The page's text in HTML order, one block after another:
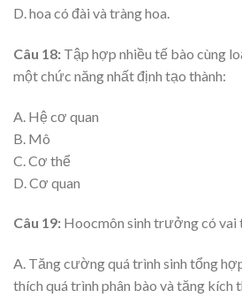
D. hoa có đài và tràng hoa.
Câu 18: Tập hợp nhiều tế bào cùng
một chức năng nhất định tạo thành:
A. Hệ cơ quan
B. Mô
C. Cơ thể
D. Cơ quan
Câu 19: Hoocmôn sinh trưởng có vai
A. Tăng cường quá trình sinh tổng
thích quá trình phân bào và tăng kích